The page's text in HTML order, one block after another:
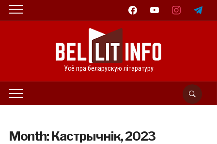
facebookyoutube instagramtelegram
Усё пра беларускую літаратуру
Month:Кастрычнік, 2023